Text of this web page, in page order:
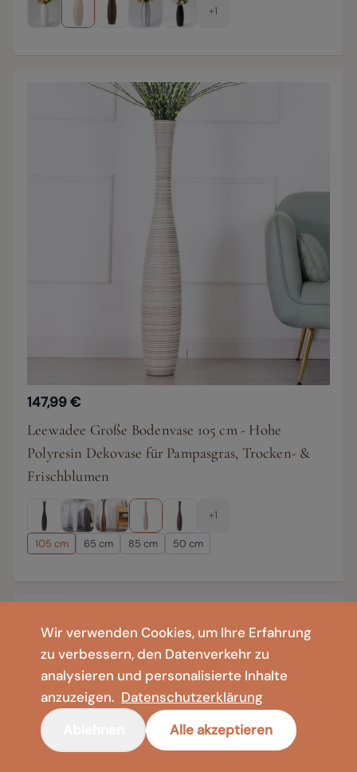
Wir verwenden Cookies, um Ihre Erfahrung
zu verbessern, den Datenverkehr zu
analysieren und personalisierte Inhalte
anzuzeigen. Datenschutzerklärung
Alle akzeptieren
+1
147,99 €
Leewadee Große Bodenvase 105 cm - Hohe
Polyresin Dekovase für Pampasgras, Trocken- &
Frischblumen
+1
105 cm 65 cm 85 cm 50 cm